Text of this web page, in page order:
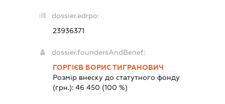
dossier.edrpo:
23936371
dossier.foundersAndBenef:
ГОРГІЄВ БОРИС ТИГРАНОВИЧ
Розмір внеску до статутного фонду
(грн.):46 450 (100 %)